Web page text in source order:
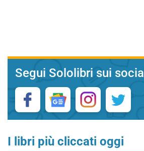
Segui Sololibri sui social
I libri più cliccati oggi